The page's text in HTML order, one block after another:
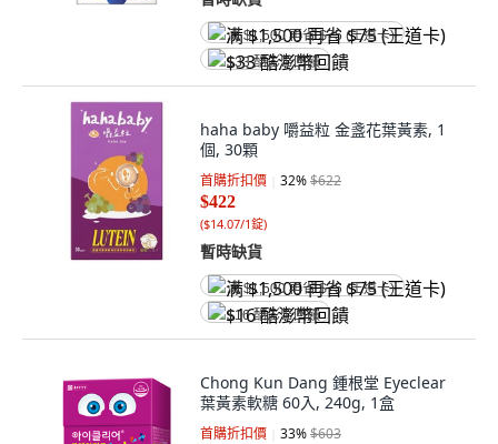
满 $1,500 再省 $75 (王道卡)
$33 酷澎幣回饋
haha baby 嚼益粒 金盞花葉黃素, 1
個, 30顆
首購折扣價 32%$622
$422
($14.07/1錠)
暫時缺貨
满 $1,500 再省 $75 (王道卡)
$16 酷澎幣回饋
Chong Kun Dang 鍾根堂 Eyeclear
葉黃素軟糖 60入, 240g, 1盒
首購折扣價 33%$603